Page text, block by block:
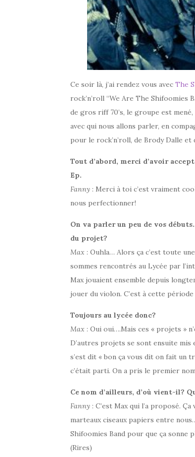
Ce soir là, j’ai rendez vous avec The
rock’n’roll “We Are The Shifoomies
de gros riff 70’s, le groupe est
avec qui nous allons parler, en
pour le rock’n’roll, de Brody Dalle et
Tout d’abord, merci d’avoir
Ep.
Fanny : Merci à toi c’est vraiment
nous perfectionner!
On va parler un peu de vos
du projet?
Max : Ouhla… Alors ça c’est toute
sommes rencontrés au Lycée par
Max jouaient ensemble depuis
jouer du violon. C’est à cette période
Toujours au lycée donc?
Max : Oui oui….Mais ces « projets »
D’autres projets se sont ensuite mis
s’est dit « bon ça vous dit on fait un
c’était parti. On a pris le premier
Ce nom d’ailleurs, d’où vient-il?
Fanny : C’est Max qui l’a proposé.
marteaux ciseaux papiers entre
Shifoomies Band pour que ça sonne
(Rires)